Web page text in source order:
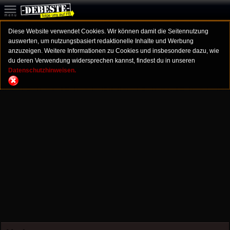
Diese Website verwendet Cookies. Wir können damit die Seitennutzung
auswerten, um nutzungsbasiert redaktionelle Inhalte und Werbung
anzuzeigen. Weitere Informationen zu Cookies und insbesondere dazu, wie
du deren Verwendung widersprechen kannst, findest du in unseren
Datenschutzhinweisen.